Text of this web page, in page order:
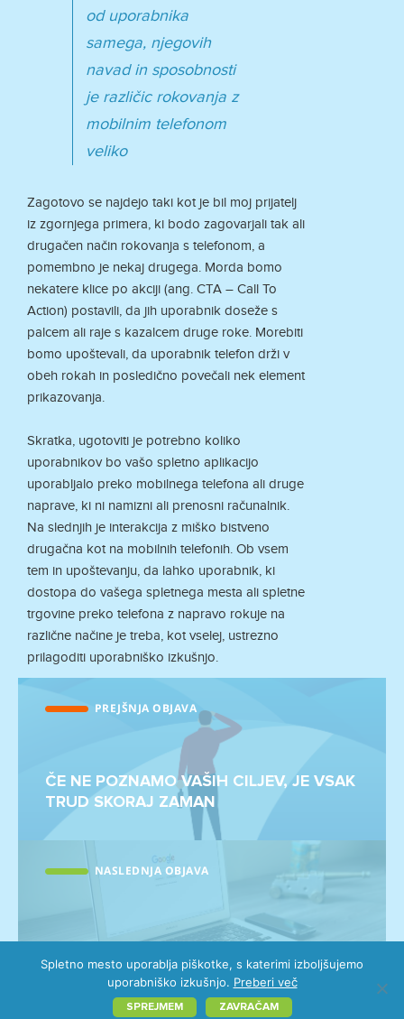
©️ 2026 Emigma
Politika zasebnosti
od uporabnika
samega, njegovih
navad in sposobnosti
je različic rokovanja z
mobilnim telefonom
veliko
Zagotovo se najdejo taki kot je bil moj prijatelj
iz zgornjega primera, ki bodo zagovarjali tak ali
drugačen način rokovanja s telefonom, a
pomembno je nekaj drugega. Morda bomo
nekatere klice po akciji (ang. CTA – Call To
Action) postavili, da jih uporabnik doseže s
palcem ali raje s kazalcem druge roke. Morebiti
bomo upoštevali, da uporabnik telefon drži v
obeh rokah in posledično povečali nek element
prikazovanja.
Skratka, ugotoviti je potrebno koliko
uporabnikov bo vašo spletno aplikacijo
uporabljalo preko mobilnega telefona ali druge
naprave, ki ni namizni ali prenosni računalnik.
Na slednjih je interakcija z miško bistveno
drugačna kot na mobilnih telefonih. Ob vsem
tem in upoštevanju, da lahko uporabnik, ki
dostopa do vašega spletnega mesta ali spletne
trgovine preko telefona z napravo rokuje na
različne načine je treba, kot vselej, ustrezno
prilagoditi uporabniško izkušnjo.
Post
navigation
PREJŠNJA OBJAVA
ČE NE POZNAMO VAŠIH CILJEV, JE VSAK
TRUD SKORAJ ZAMAN
NASLEDNJA OBJAVA
Naslednji
KAKO DELUJEJO ISKALNIKI?
Spletno mesto uporablja piškotke, s katerimi izboljšujemo
uporabniško izkušnjo. Preberi več
SPREJMEM ZAVRAČAM